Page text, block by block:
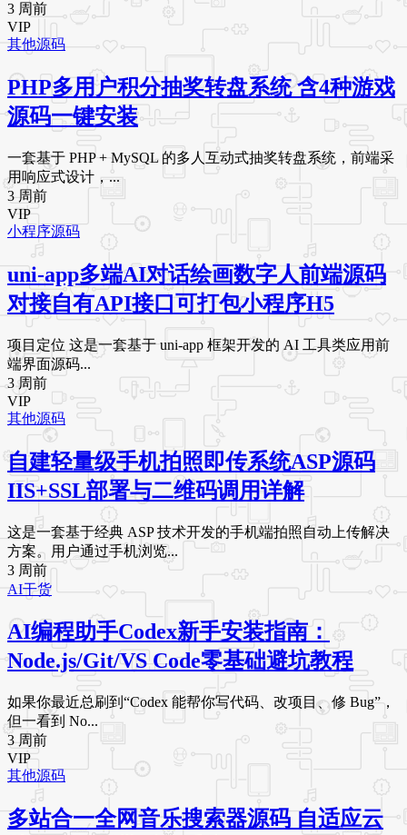
3 周前
VIP
其他源码
PHP多用户积分抽奖转盘系统 含4种游戏
源码一键安装
一套基于 PHP + MySQL 的多人互动式抽奖转盘系统，前端采
用响应式设计，...
3 周前
VIP
小程序源码
uni-app多端AI对话绘画数字人前端源码
对接自有API接口可打包小程序H5
项目定位 这是一套基于 uni-app 框架开发的 AI 工具类应用前
端界面源码...
3 周前
VIP
其他源码
自建轻量级手机拍照即传系统ASP源码
IIS+SSL部署与二维码调用详解
这是一套基于经典 ASP 技术开发的手机端拍照自动上传解决
方案。用户通过手机浏览...
3 周前
AI干货
AI编程助手Codex新手安装指南：
Node.js/Git/VS Code零基础避坑教程
如果你最近总刷到“Codex 能帮你写代码、改项目、修 Bug”，
但一看到 No...
3 周前
VIP
其他源码
多站合一全网音乐搜索器源码 自适应云